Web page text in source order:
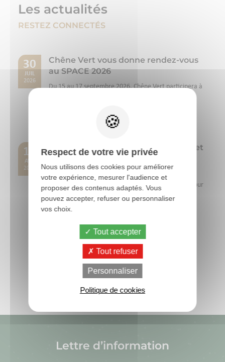
Les actualités
RESTEZ CONNECTÉS
30
JUIL
2026
Chêne Vert vous donne rendez-vous
au SPACE 2026
Du 15 au 17 septembre 2026, Chêne Vert participera à
17
AVR
2026
OVOCHECK : l’audit pour identifier et
réduire les zones à risque dans le
ramassage des oeufs
OVOCHECK est un audit technique innovant conçu pour
améliorer la qualité des œufs en élevage avicole. En
identifiant précisément les zones à...
Toutes les actus
Lettre d’information
Respect de votre vie privée
Nous utilisons des cookies pour améliorer
votre expérience, mesurer l'audience et
proposer des contenus adaptés. Vous
pouvez accepter, refuser ou personnaliser
vos choix.
Tout accepter
Tout refuser
Personnaliser
Politique de cookies